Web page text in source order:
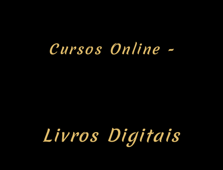
Cursos Online -
Livros Digitais